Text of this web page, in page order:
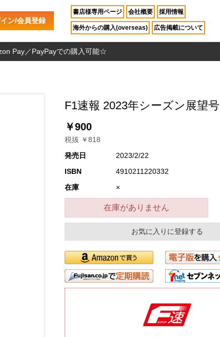
ン/会員登録
書店様専用ページ 会社概要 採用情報
海外からの購入(overseas) 広告掲載について
Pay／PayPayでの購入可能☆
F1速報 2023年シーズン展望号
￥900
税抜 ￥818
発売日
2023/2/22
ISBN
4910211220332
在庫
×
在庫がありません
お気に入りに登録する